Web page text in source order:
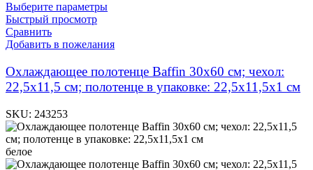
Выберите параметры
Быстрый просмотр
Сравнить
Добавить в пожелания
Охлаждающее полотенце Baffin 30х60 см; чехол:
22,5х11,5 см; полотенце в упаковке: 22,5х11,5х1 см
SKU: 243253
белое